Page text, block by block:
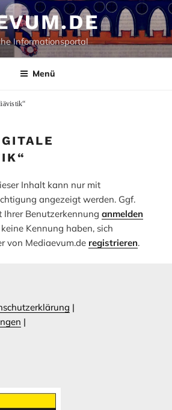
Informationsportal
Menü
Inhalt kann nur mit
angezeigt werden. Ggf.
Ihrer Benutzerkennung anmelden
Kennung haben, sich
von Mediaevum.de registrieren.
|
|